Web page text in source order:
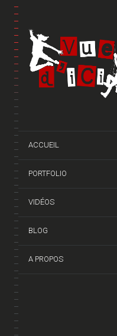
ACCUEIL
PORTFOLIO
VIDÉOS
BLOG
A PROPOS